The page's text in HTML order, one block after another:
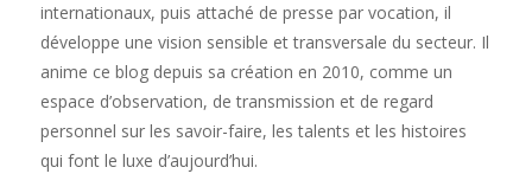
internationaux, puis attaché de presse par vocation, il
développe une vision sensible et transversale du secteur. Il
anime ce blog depuis sa création en 2010, comme un
espace d’observation, de transmission et de regard
personnel sur les savoir-faire, les talents et les histoires
qui font le luxe d’aujourd’hui.